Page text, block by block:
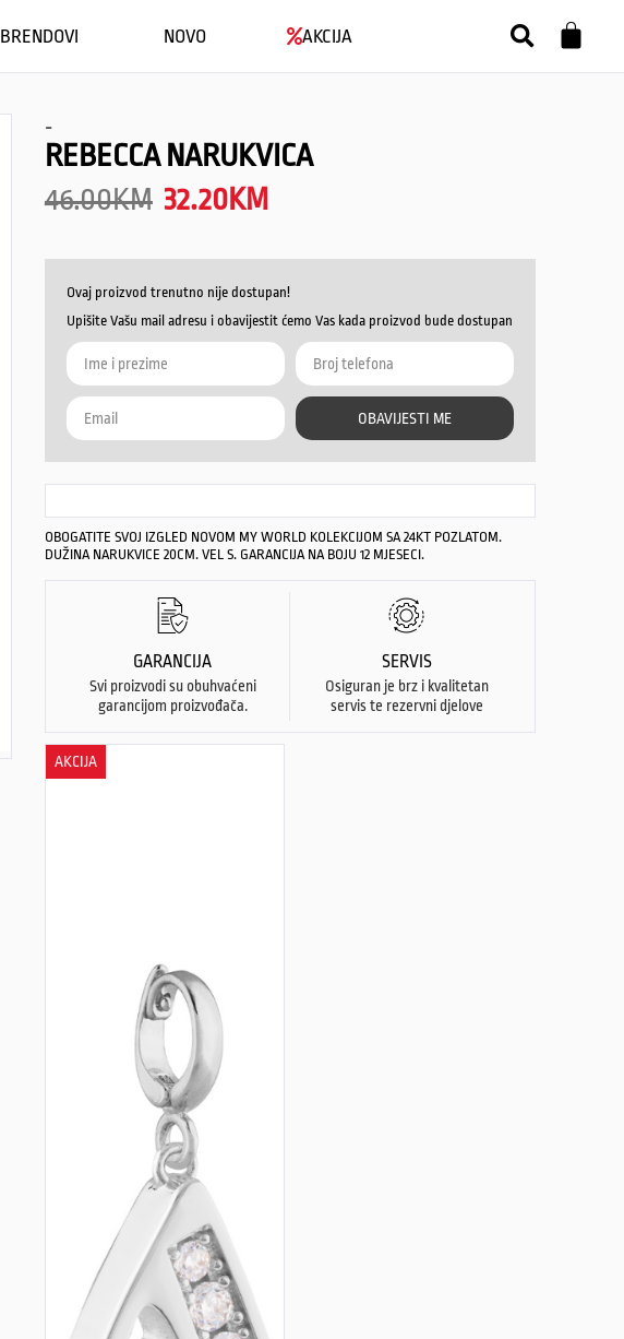
BRENDOVI NOVO AKCIJA
-
REBECCA NARUKVICA
46.00KM 32.20KM
Ovaj proizvod trenutno nije dostupan!
Upišite Vašu mail adresu i obavijestit ćemo Vas kada proizvod bude dostupan
OBAVIJESTI ME
OBOGATITE SVOJ IZGLED NOVOM MY WORLD KOLEKCIJOM SA 24KT POZLATOM.
DUŽINA NARUKVICE 20CM. VEL S. GARANCIJA NA BOJU 12 MJESECI.
GARANCIJA
Svi proizvodi su obuhvaćeni
garancijom proizvođača.
SERVIS
Osiguran je brz i kvalitetan
servis te rezervni djelove
AKCIJA